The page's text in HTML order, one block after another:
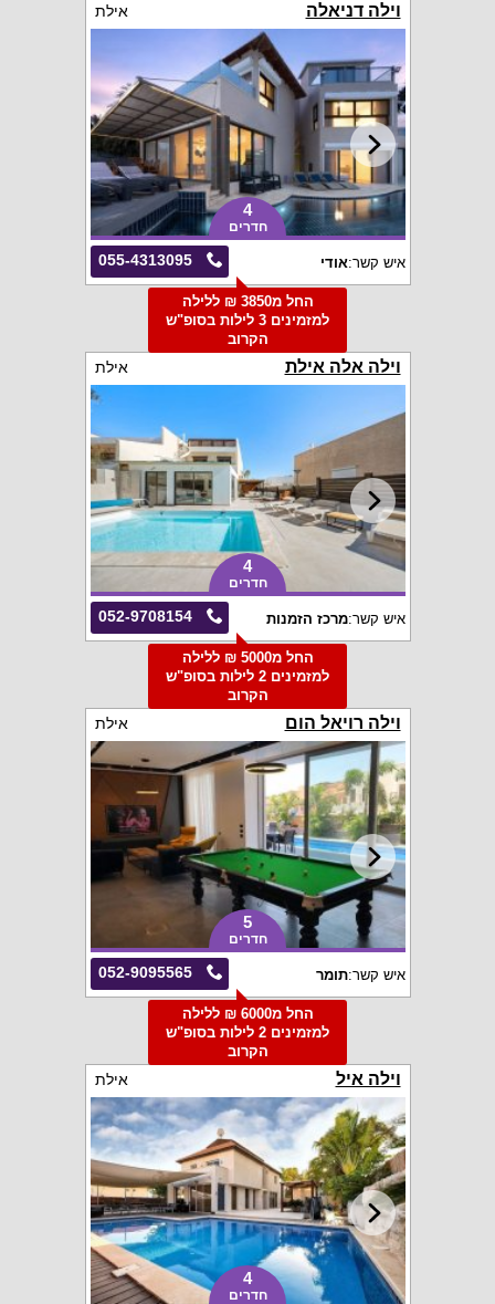
וילה דניאלה אילת
4
חדרים
055-4313095 איש קשר:אודי
החל מ3850 ₪ ללילה
למזמינים 3 לילות בסופ"ש
הקרוב
וילה אלה אילת אילת
4
חדרים
052-9708154 איש קשר:מרכז הזמנות
החל מ5000 ₪ ללילה
למזמינים 2 לילות בסופ"ש
הקרוב
וילה רויאל הום אילת
5
חדרים
052-9095565 איש קשר:תומר
החל מ6000 ₪ ללילה
למזמינים 2 לילות בסופ"ש
הקרוב
וילה איל אילת
4
חדרים